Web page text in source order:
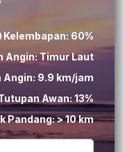
Kelembapan: 60%
Angin:Timur Laut
Angin: 9.9 km/jam
Awan:13%
Pandang:> 10 km